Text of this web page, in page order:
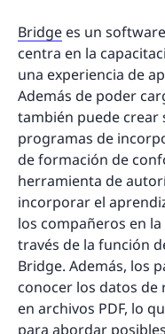
Bridge es un
centra en la
una experiencia de
Además de poder
también puede crear
programas de
de formación de
herramienta de
incorporar el
los compañeros en
través de la función
Bridge. Además, los
conocer los datos de
en archivos PDF, lo
para abordar